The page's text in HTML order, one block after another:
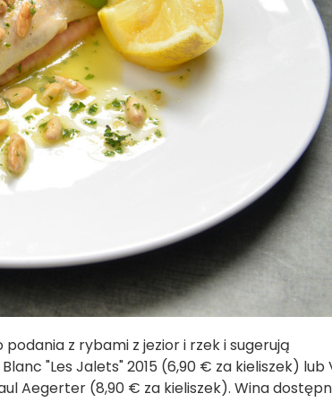
z rybami z jezior i rzek i sugerują
"Les Jalets" 2015 (6,90 € za kieliszek) lub
Aegerter (8,90 € za kieliszek). Wina